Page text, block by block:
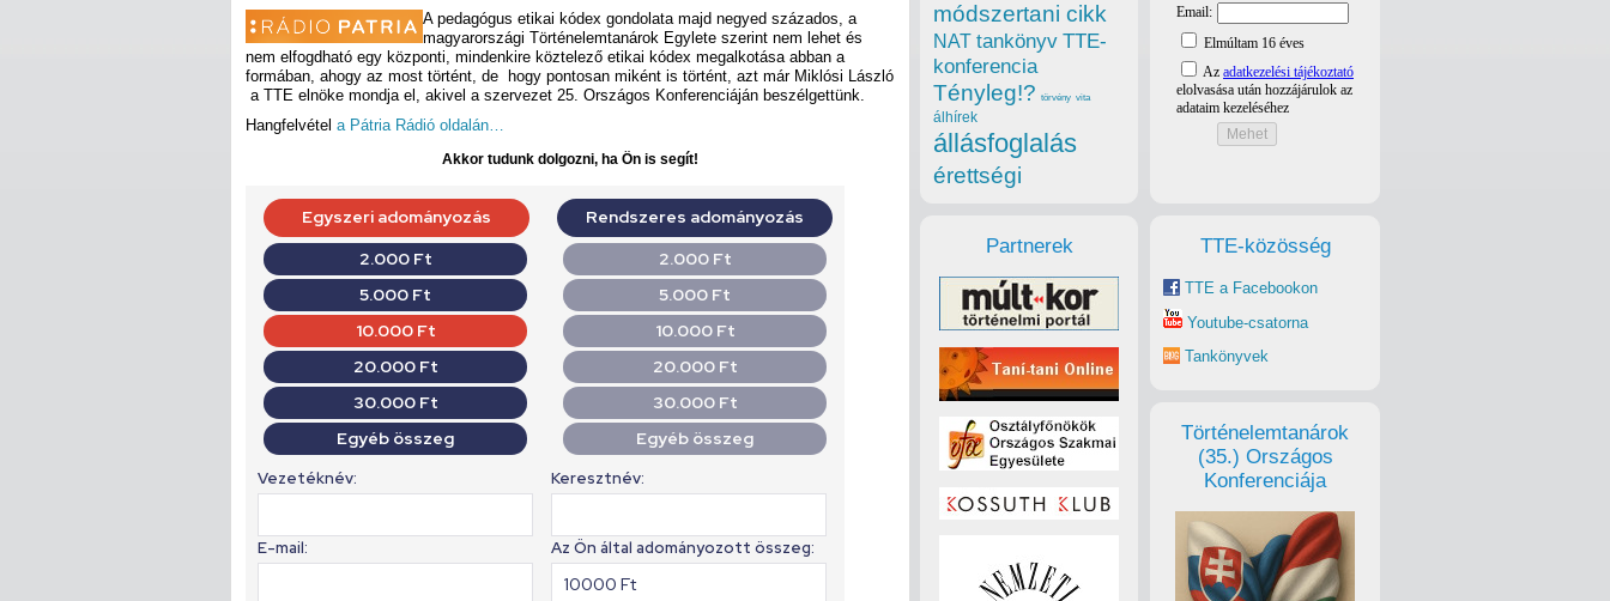
A pedagógus etikai kódex gondolata majd negyed százados, a
magyarországi Történelemtanárok Egylete szerint nem lehet és
nem elfogdható egy központi, mindenkire köztelező etikai kódex megalkotása abban a
formában, ahogy az most történt, de hogy pontosan miként is történt, azt már Miklósi László
a TTE elnöke mondja el, akivel a szervezet 25. Országos Konferenciáján beszélgettünk.
Hangfelvétel a Pátria Rádió oldalán…
Akkor tudunk dolgozni, ha Ön is segít!
TTE-közösség
TTE a Facebookon
Youtube-csatorna
Tankönyvek
Történelemtanárok
(35.) Országos
Konferenciája
módszertani cikk
NAT tankönyv TTE-
konferencia
Tényleg!? törvény vita
álhírek
állásfoglalás
érettségi
Partnerek